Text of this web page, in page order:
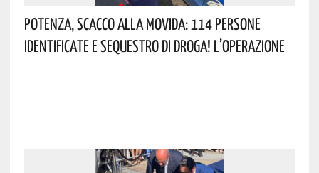
Potenza, Scacco Alla Movida: 114 Persone
Identificate E Sequestro Di Droga! L’operazione